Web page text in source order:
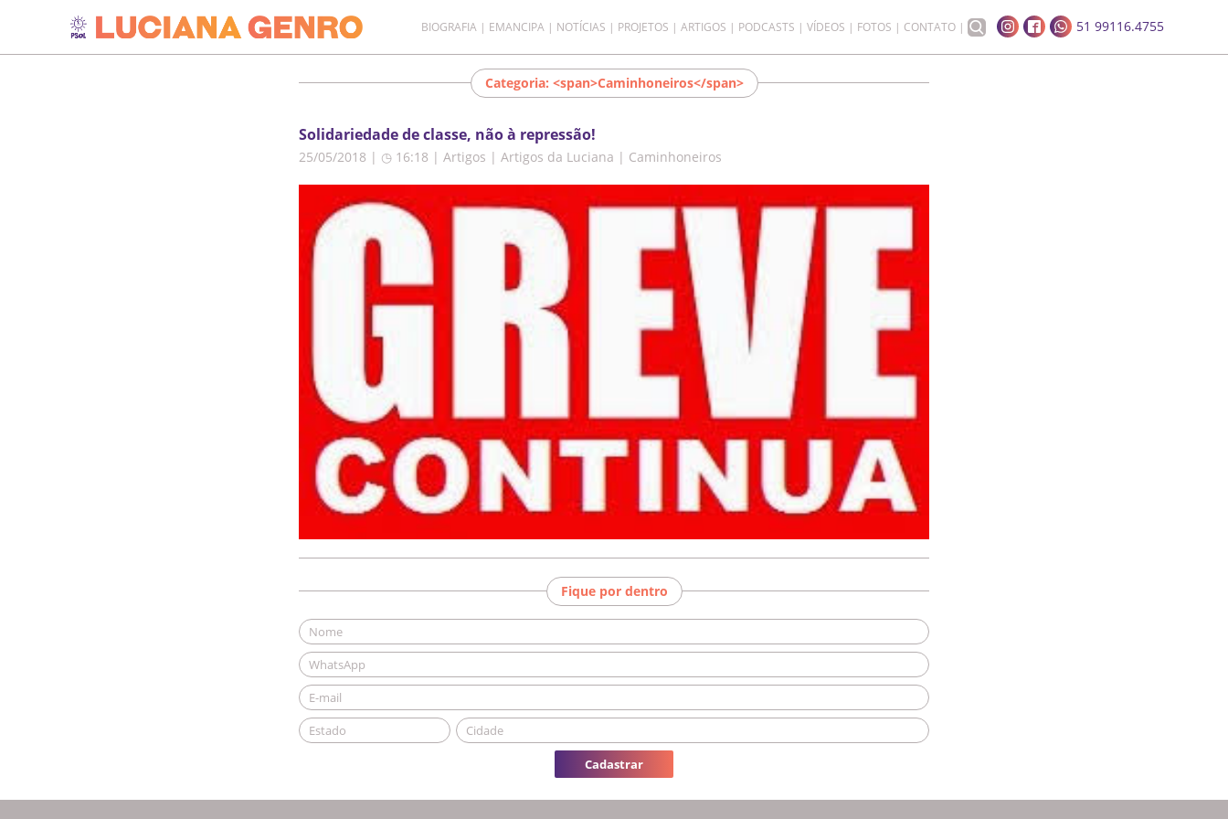
BIOGRAFIA EMANCIPA NOTÍCIAS PROJETOS ARTIGOS PODCASTS VÍDEOS FOTOS CONTATO 51 99116.4755
Categoria: <span>Caminhoneiros</span>
Solidariedade de classe, não à repressão!
25/05/2018 | ◷ 16:18 | Artigos | Artigos da Luciana | Caminhoneiros
Fique por dentro
Cadastrar